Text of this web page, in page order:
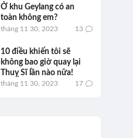
Ở khu Geylang có an
toàn không em?
tháng 11 30, 2023 13
10 điều khiến tôi sẽ
không bao giờ quay lại
Thuỵ Sĩ lần nào nữa!
tháng 11 30, 2023 17